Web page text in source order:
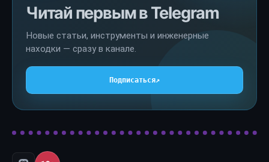
Читай первым в Telegram
Новые статьи, инструменты и инженерные
находки — сразу в канале.
Подписаться↗